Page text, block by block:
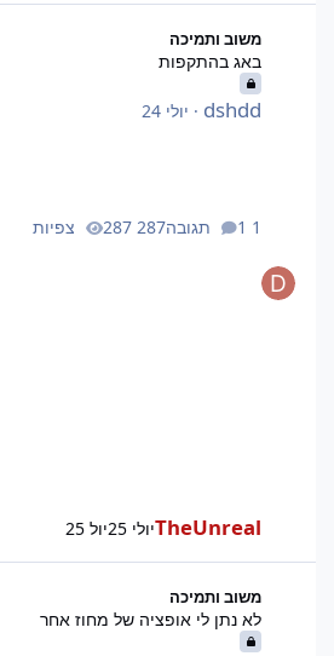
משוב ותמיכה
באג בהתקפות
dshdd
· יולי 24
1 תגובה 287 צפיות
TheUnrealיולי 25 יול 25
משוב ותמיכה
לא נתן לי אופציה של מחוז אחר